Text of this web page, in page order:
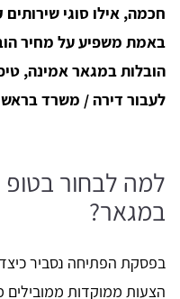
חכמה, אילו סוגי
באמת משפיע על מחיר
הובלות במגאר אמינה,
לעבור דירה / משרד
למה לבחור בטופ
במגאר?
בפסקת הפתיחה נסביר
הצעות ממוקדות ממובילים